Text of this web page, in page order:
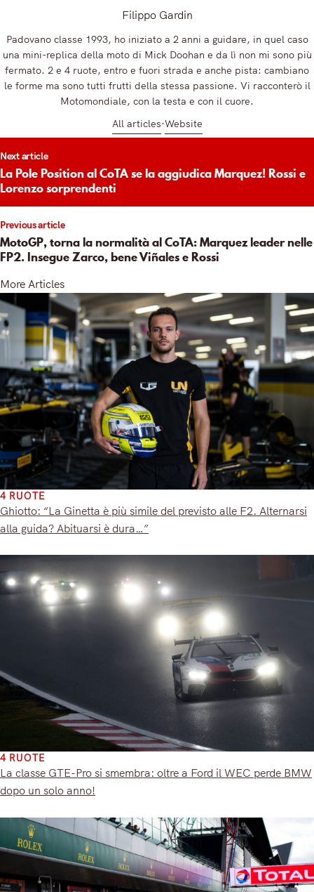
Filippo Gardin
Padovano classe 1993, ho iniziato a 2 anni a guidare, in quel caso
una mini-replica della moto di Mick Doohan e da lì non mi sono più
fermato. 2 e 4 ruote, entro e fuori strada e anche pista: cambiano
le forme ma sono tutti frutti della stessa passione. Vi racconterò il
Motomondiale, con la testa e con il cuore.
All articles Website
Previous article
MotoGP, torna la normalità al CoTA: Marquez leader nelle
FP2. Insegue Zarco, bene Viñales e Rossi
Next article
La Pole Position al CoTA se la aggiudica Marquez! Rossi e
Lorenzo sorprendenti
More Articles
4 RUOTE
Ghiotto: “La Ginetta è più simile del previsto alle F2. Alternarsi
alla guida? Abituarsi è dura…”
4 RUOTE
La classe GTE-Pro si smembra: oltre a Ford il WEC perde BMW
dopo un solo anno!